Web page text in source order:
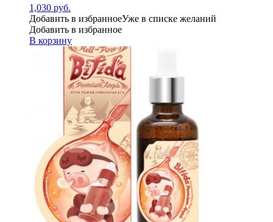
1,030 руб.
Добавить в избранноеУже в списке желаний
Добавить в избранное
В корзину